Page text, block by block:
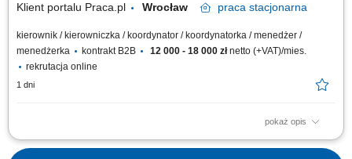
Klient portalu Praca.pl Wrocław praca stacjonarna
kierownik / kierowniczka / koordynator / koordynatorka / menedżer /
menedżerka
kontrakt B2B 12 000 - 18 000 złnetto (+VAT)/mies.
rekrutacja online
1 dni
pokaż opis
Kompleksowe zarządzanie procesem inwestycyjnym w obszarze
budownictwa jednorodzinnego; Odpowiedzialność za budżet, jakość oraz